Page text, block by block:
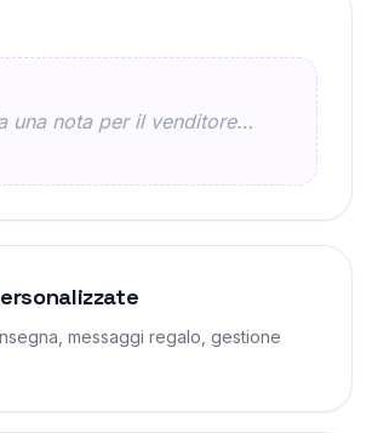
una nota per il venditore…
messaggi regalo, gestione